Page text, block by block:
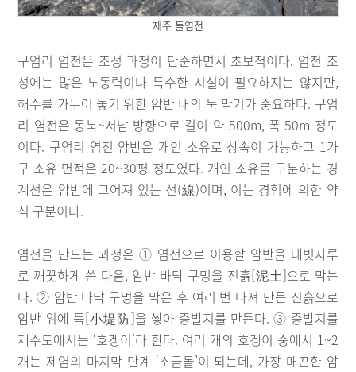
제주 돌염전
구엄리 염전은 조성 과정이 단순하면서 초보적이다. 염전 조
성에는 많은 노동력이나 특수한 시설이 필요하지는 않지만,
해수를 가두어 놓기 위한 암반 내의 둑 막기가 중요하다. 구엄
리 염전은 동북~서남 방향으로 길이 약 500m, 폭 50m 정도
이다. 구엄리 염전 암반은 개인 소유로 상속이 가능하고 1가
구 소유 면적은 20~30평 정도였다. 개인 소유를 구분하는 경
계선은 암반에 그어져 있는 선(線)이며, 이는 경험에 의한 약
식 구분이다.
염전을 만드는 과정은 ① 염전으로 이용할 암반을 대빗자루
로 깨끗하게 쓴 다음, 암반 바닥 구멍을 진흙[泥土]으로 막는
다. ② 암반 바닥 구멍을 막은 후 여러 번 다져 만든 진흙으로
암반 위에 둑[小堤防]을 쌓아 증발지를 만든다. ③ 증발지를
제주도에서는 ‘호겡이’라 한다. 여러 개의 호겡이 중에서 1~2
개는 제염의 마지막 단계 ‘소금돌’이 되는데, 가장 매끈한 암